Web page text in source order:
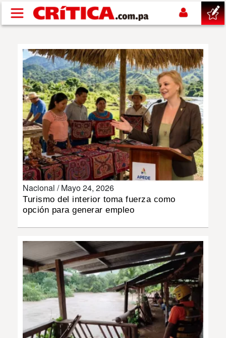
Pasar al contenido principal
SUCESOS
NACIONAL
POLÍTICA
SHOW
DEPORTES
MUNDO
INSÓLITAS
MULTIMEDIA
IMPRESO
Nacional /Mayo 24, 2026
Turismo del interior toma fuerza como
opción para generar empleo